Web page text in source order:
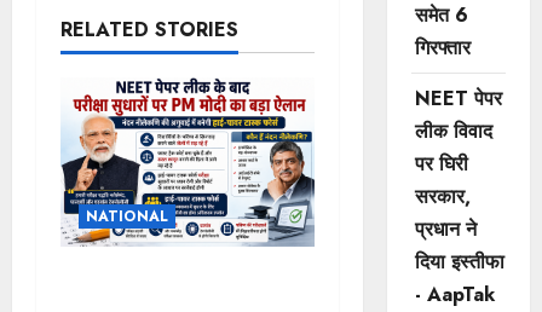
v
g
a
t
RELATED STORIES
NATIONAL
समेत 6
गिरफ्तार
NEET पेपर
लीक विवाद
पर घिरी
सरकार,
प्रधान ने
दिया इस्तीफा
- AapTak